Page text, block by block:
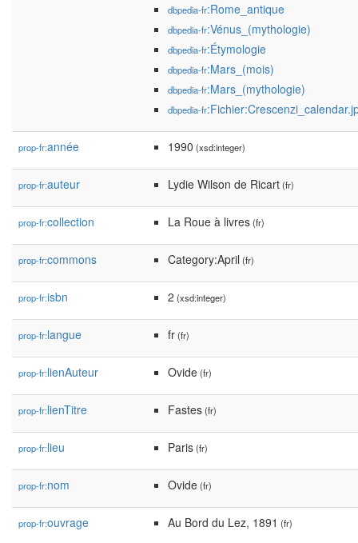
dbpedia-fr:Rome_antique
dbpedia-fr:Vénus_(mythologie)
dbpedia-fr:Étymologie
dbpedia-fr:Mars_(mois)
dbpedia-fr:Mars_(mythologie)
dbpedia-fr
prop-fr:année 1990 (xsd:integer)
prop-fr:auteur Lydie Wilson de Ricart(fr)
prop-fr:collection La Roue à livres(fr)
prop-fr:commons Category:April (fr)
prop-fr:isbn 2 (xsd:integer)
prop-fr:langue fr(fr)
prop-fr:lienAuteur Ovide(fr)
prop-fr:lienTitre Fastes(fr)
prop-fr:lieu Paris(fr)
prop-fr:nom Ovide(fr)
prop-fr:ouvrage Au Bord du Lez, 1891 (fr)